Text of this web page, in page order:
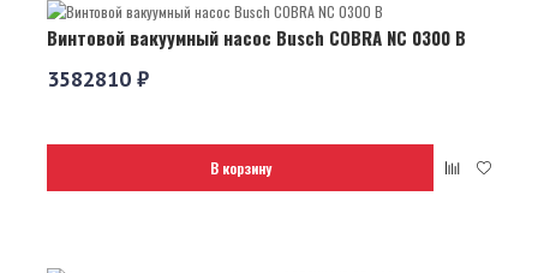
Винтовой вакуумный насос Busch COBRA NC 0300 B
3582810 ₽
В корзину